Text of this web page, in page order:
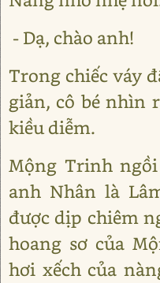
- Dạ, chào anh!
Trong chiếc váy
giản, cô bé nhìn
kiều diễm.
Mộng Trinh
anh Nhân là
được dịp chiêm
hoang sơ của
hơi xếch của